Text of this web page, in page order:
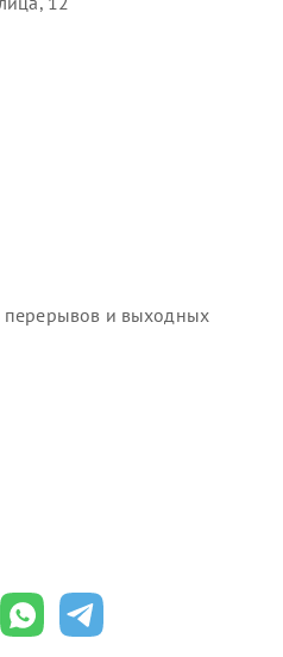
и выходных